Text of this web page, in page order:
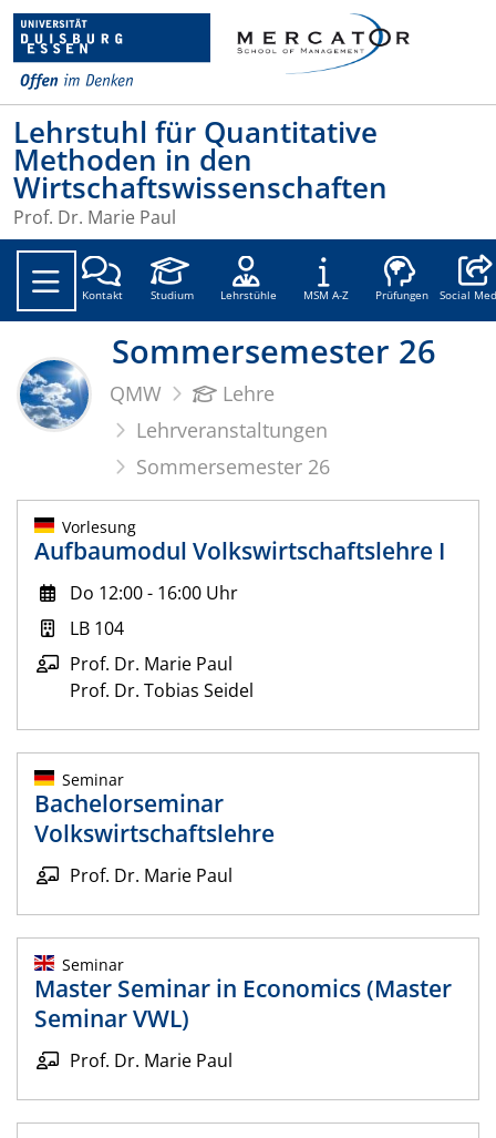
Lehrstuhl für Quantitative
Methoden in den
Wirtschaftswissenschaften
Prof. Dr. Marie Paul
Kontakt Studium Lehrstühle MSM A-Z Prüfungen Social
Sommersemester 26
QMW
Lehre
Lehrveranstaltungen
Sommersemester 26
Vorlesung
Aufbaumodul Volkswirtschaftslehre I
Do 12:00 - 16:00 Uhr
LB 104
Prof. Dr. Marie Paul
Prof. Dr. Tobias Seidel
Seminar
Bachelorseminar
Volkswirtschaftslehre
Prof. Dr. Marie Paul
Seminar
Master Seminar in Economics (Master
Seminar VWL)
Prof. Dr. Marie Paul